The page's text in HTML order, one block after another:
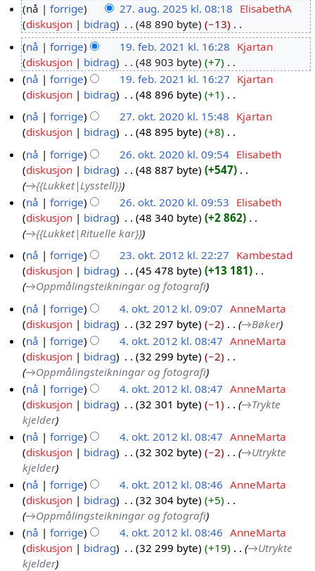
7
a
0
nå forrige 27. aug. 2025 kl. 08:18 ElisabethA
diskusjon
bidrag 48 890 byte
−13
I
n
g
e
n
r
e
i
g
e
r
i
n
g
s
f
r
k
l
a
r
i
n
g
9
2
nå forrige 19. feb. 2021 kl. 16:28 Kjartan
diskusjon
bidrag 48 903 byte
+7
I
n
e
n
r
e
d
i
g
e
i
n
g
s
f
o
r
k
l
a
r
i
n
g
nå forrige 19. feb. 2021 kl. 16:27 Kjartan
diskusjon
bidrag 48 896 byte
+1
n
g
e
n
r
e
d
i
e
r
i
n
g
s
f
o
r
k
l
a
r
i
n
g
7
k
nå forrige 27. okt. 2020 kl. 15:48 Kjartan
diskusjon
bidrag 48 895 byte
+8
n
g
e
n
r
e
d
i
g
r
i
n
g
s
f
o
r
k
l
a
r
i
n
g
nå forrige 26. okt. 2020 kl. 09:54 Elisabeth
diskusjon
bidrag 48 887 byte
+547
→{{Lukket|Lysstell}}
nå
forrige 26. okt. 2020 kl. 09:53 Elisabeth
diskusjon
bidrag 48 340 byte
+2 862
→{{Lukket|Rituelle kar}}
k
2
2
nå forrige 23. okt. 2012 kl. 22:27 Kambestad
diskusjon
bidrag 45 478 byte
+13 181
→Oppmålingsteikningar og fotografi
0
nå forrige 4. okt. 2012 kl. 09:07 AnneMarta
diskusjon
bidrag 32 297 byte −2 →Bøker
nå
forrige 4. okt. 2012 kl. 08:47 AnneMarta
diskusjon
bidrag 32 299 byte
−2
→Oppmålingsteikningar og fotografi
nå
forrige 4. okt. 2012 kl. 08:47 AnneMarta
diskusjon
bidrag 32 301 byte −1 →Trykte
kjelder
nå
forrige 4. okt. 2012 kl. 08:47 AnneMarta
diskusjon
bidrag 32 302 byte −2 →Utrykte
kjelder
nå
forrige 4. okt. 2012 kl. 08:46 AnneMarta
diskusjon
bidrag 32 304 byte
+5
→Oppmålingsteikningar og fotografi
nå
forrige 4. okt. 2012 kl. 08:46 AnneMarta
diskusjon
bidrag 32 299 byte +19 →Utrykte
kjelder